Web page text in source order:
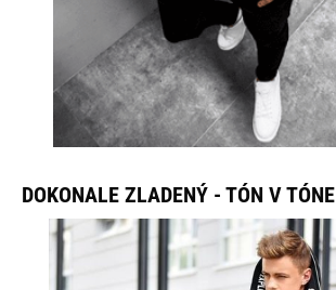
DOKONALE ZLADENÝ - TÓN V TÓNE